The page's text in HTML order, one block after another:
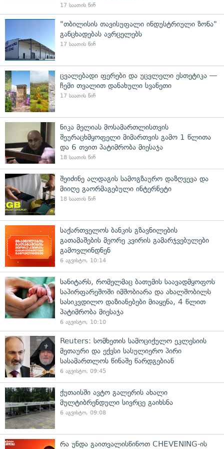
17 საათის წინ
"თბილისის თავისუფალი ინდუსტრიული ზონა"
განცხადებას ავრცელებს
17 საათის წინ
ცვალებადი ფერები და უცვლელი ესთეტიკა —
ჩემი თვალით დანახული სვანეთი
17 საათის წინ
ნიკა მელიას მოსამართლისთვის
შეურაცხმყოფელი მიმართვის გამო 1 წლითა
და 6 თვით პატიმრობა მიესაჯა
18 საათის წინ
შეიძინე ალდაგის სამოგზაურო დაზღვევა და
მიიღე გაორმაგებული ინტერნეტი
18 საათის წინ
საქართველოს ბანკის გზავნილების
გათამაშების მეორე კვირის გამარჯვებულები
გამოვლინდნენ
6 აგვისტო, 10:14
სანიტარს, რომელმაც ბათუმის საავადმყოფოს
საპირფარეშოში იმშობიარა და ახალშობილს
სასიკვდილო დაზიანებები მიაყენა, 4 წლით
პატიმრობა მიესაჯა
6 აგვისტო, 10:10
Reuters: სომხეთის სამოციქულო ეკლესიის
მეთაური და ექვსი სასულიერო პირი
სასამართლოს წინაშე წარდგებიან
6 აგვისტო, 09:45
ქუთაისში ავტო გალერის ახალი
მულტიბრენდული სივრცე გაიხსნა
6 აგვისტო, 09:08
რა უნდა გაითვალისწინოთ CHEVENING-ის